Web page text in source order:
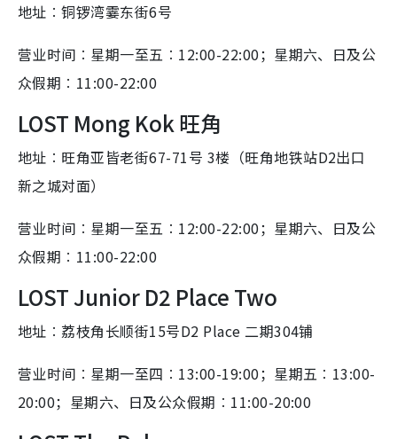
地址︰铜锣湾霎东街6号
营业时间︰星期一至五︰12:00-22:00；星期六、日及公
众假期︰11:00-22:00
LOST Mong Kok 旺角
地址︰旺角亚皆老街67-71号 3楼（旺角地铁站D2出口
新之城对面）
营业时间︰星期一至五︰12:00-22:00；星期六、日及公
众假期︰11:00-22:00
LOST Junior D2 Place Two
地址︰荔枝角长顺街15号D2 Place 二期304铺
营业时间︰星期一至四︰13:00-19:00；星期五︰13:00-
20:00；星期六、日及公众假期︰11:00-20:00